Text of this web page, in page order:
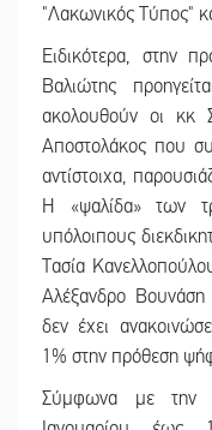
"Λακωνικός Τύπος"
Ειδικότερα, στην
Βαλιώτης
ακολουθούν οι κκ
Αποστολάκος που
αντίστοιχα,
Η «ψαλίδα» των
υπόλοιπους
Τασία
Αλέξανδρο
δεν έχει
1% στην πρόθεση
Σύμφωνα με την